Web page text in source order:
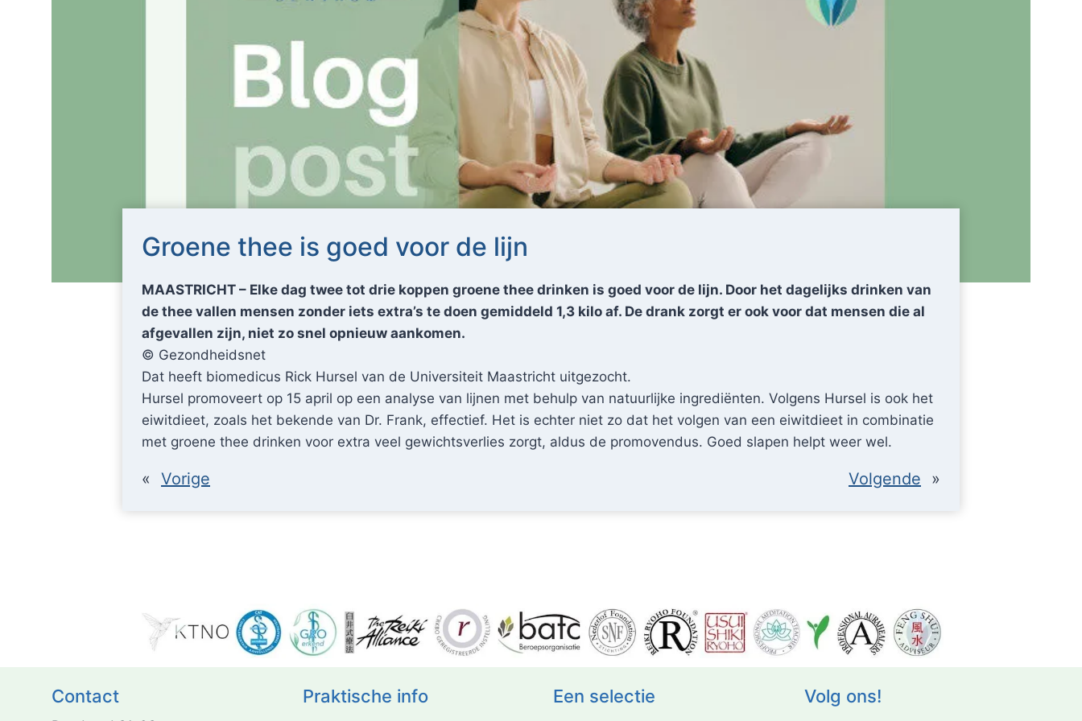
Groene thee is goed voor de lijn
MAASTRICHT – Elke dag twee tot drie koppen groene thee drinken is goed voor de lijn. Door het dagelijks drinken van
de thee vallen mensen zonder iets extra’s te doen gemiddeld 1,3 kilo af. De drank zorgt er ook voor dat mensen die al
afgevallen zijn, niet zo snel opnieuw aankomen.
© Gezondheidsnet
Dat heeft biomedicus Rick Hursel van de Universiteit Maastricht uitgezocht.
Hursel promoveert op 15 april op een analyse van lijnen met behulp van natuurlijke ingrediënten. Volgens Hursel is ook het
eiwitdieet, zoals het bekende van Dr. Frank, effectief. Het is echter niet zo dat het volgen van een eiwitdieet in combinatie
met groene thee drinken voor extra veel gewichtsverlies zorgt, aldus de promovendus. Goed slapen helpt weer wel.
« Vorige Volgende »
Contact Praktische info Een selectie Volg ons!